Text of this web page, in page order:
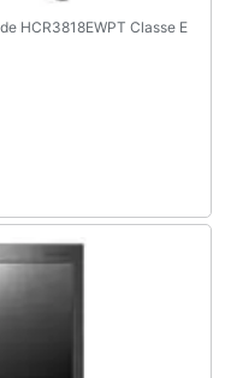
HCR3818EWPT Classe E